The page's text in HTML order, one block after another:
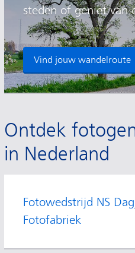
steden of geniet van
Vind jouw wandelroute
Ontdek
in Nederland
Fotowedstrijd NS
Fotofabriek